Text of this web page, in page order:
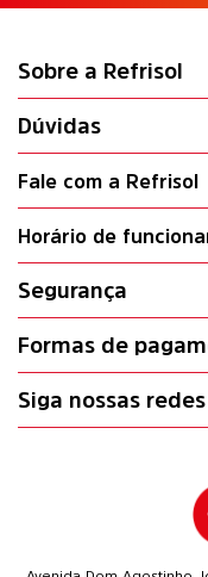
Sobre a Refrisol
Dúvidas
Fale com a Refrisol
Horário de
Segurança
Formas de
Siga nossas redes